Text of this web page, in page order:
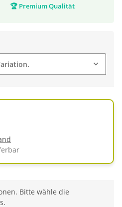
🏆 Premium Qualität
Bitte wähle die